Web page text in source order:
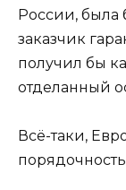
России, была
заказчик
получил бы
отделанный
Всё-таки,